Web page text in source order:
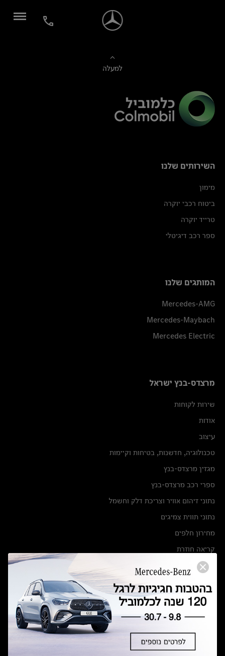
למעלה
השירותים שלנו
מימון
ביטוח רכבי יוקרה
טרייד יוקרה
ספר רכב דיגיטלי
המותגים שלנו
Mercedes-AMG
Mercedes-Maybach
Mercedes Electric
מרצדס-בנץ ישראל
שירות לקוחות
אודות
עיצוב
טכנולוגיה, חדשנות, בטיחות וקיימות
מגזין מרצדס-בנץ
ספרי רכב מרצדס-בנץ
נתוני זיהום אוויר וצריכת דלק וחשמל
נתוני תווית צמיגים
מחירון חלפים
קריאה חוזרת
הודעה על הטבות לרכבי מרצדס בהסדר פשרה בתצ 56447-02-19
תקנון ימי מכירות 120 לכלמוביל
מצאו אותנו